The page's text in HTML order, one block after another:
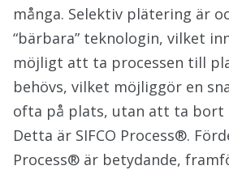
många. Selektiv plätering är
“bärbara” teknologin, vilket
möjligt att ta processen till
behövs, vilket möjliggör en
ofta på plats, utan att ta bort
Detta är SIFCO Process®.
Process® är betydande,